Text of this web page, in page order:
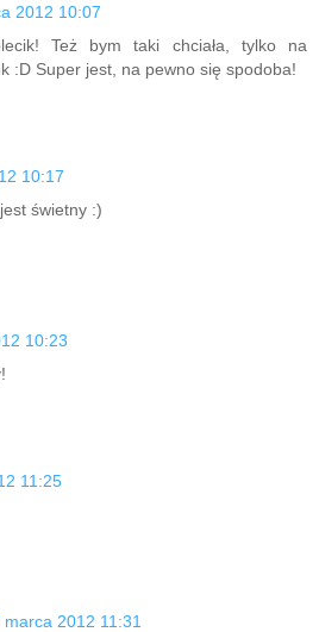
2012 10:07
Też bym taki chciała, tylko na
:D Super jest, na pewno się spodoba!
10:17
świetny :)
10:23
11:25
marca 2012 11:31